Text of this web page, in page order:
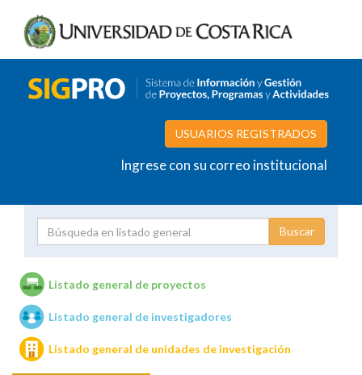
USUARIOS REGISTRADOS
Ingrese con su correo institucional
Unidades de investigación
Listado general de proyectos
Listado general de investigadores
Listado general de unidades de investigación